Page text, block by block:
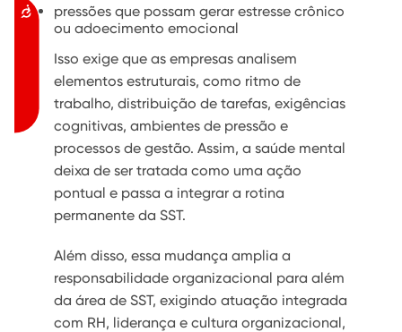
Acessibilidade
pressões que possam gerar estresse crônico
ou adoecimento emocional
Isso exige que as empresas analisem
elementos estruturais, como ritmo de
trabalho, distribuição de tarefas, exigências
cognitivas, ambientes de pressão e
processos de gestão. Assim, a saúde mental
deixa de ser tratada como uma ação
pontual e passa a integrar a rotina
permanente da SST.
Além disso, essa mudança amplia a
responsabilidade organizacional para além
da área de SST, exigindo atuação integrada
com RH, liderança e cultura organizacional,